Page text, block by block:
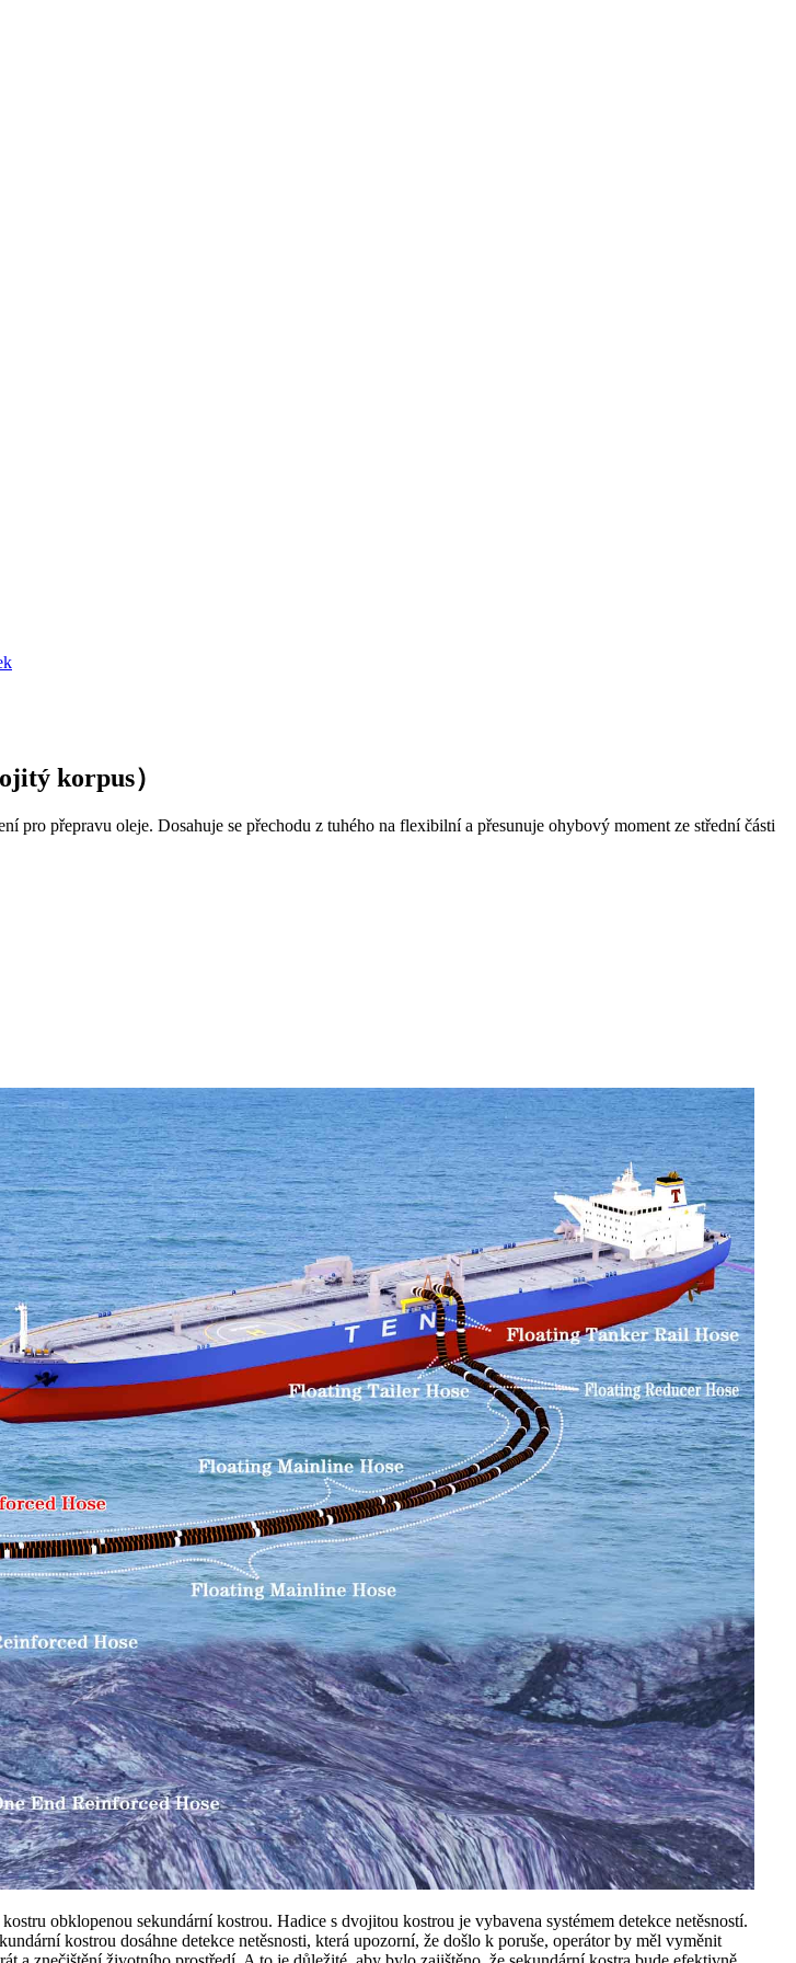
korpus）
přepravu oleje. Dosahuje se přechodu z tuhého na flexibilní a přesunuje ohybový moment ze střední části
obklopenou sekundární kostrou. Hadice s dvojitou kostrou je vybavena systémem detekce netěsností.
kostrou dosáhne detekce netěsnosti, která upozorní, že došlo k poruše, operátor by měl vyměnit